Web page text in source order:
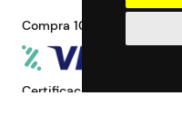
Compra 100% segura
Certificaciones